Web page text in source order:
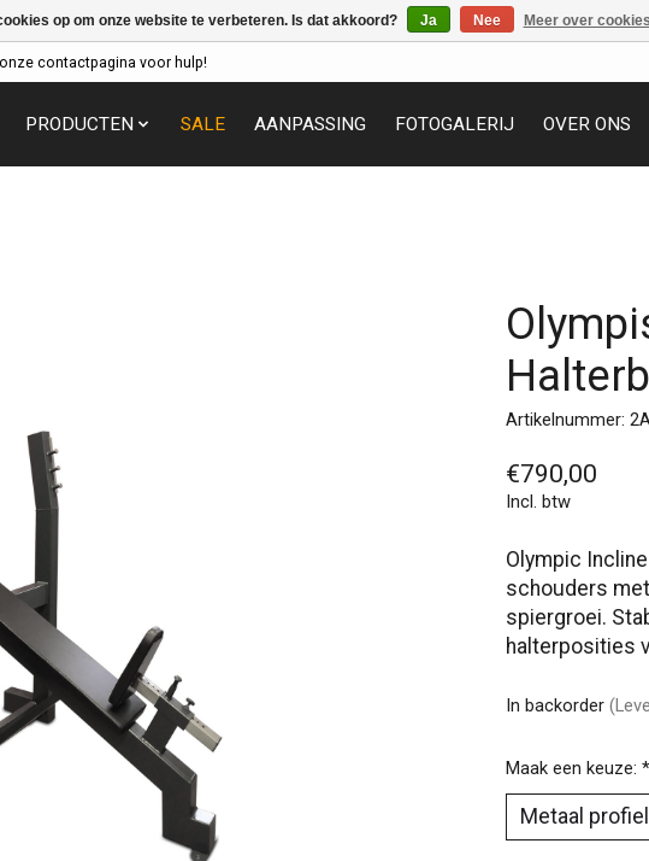
contactpagina voor hulp!
PRODUCTEN SALE AANPASSING FOTOGALERIJ OVER ONS
Artikelnummer:
€790,00
Incl. btw
Olympic
schouders
spiergroei.
halterposities
In backorder
Maak een keuze: *
op om onze website te verbeteren. Is dat akkoord? Ja Nee Meer over